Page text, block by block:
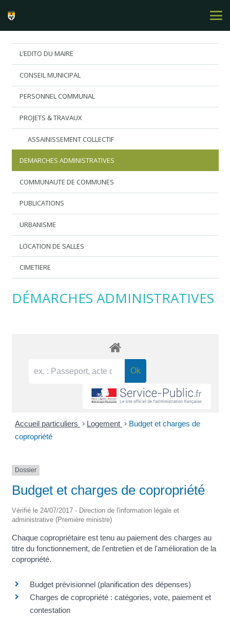
L’EDITO DU MAIRE
CONSEIL MUNICIPAL
PERSONNEL COMMUNAL
PROJETS & TRAVAUX
ASSAINISSEMENT COLLECTIF
DEMARCHES ADMINISTRATIVES
COMMUNAUTE DE COMMUNES
PUBLICATIONS
URBANISME
LOCATION DE SALLES
CIMETIERE
DÉMARCHES ADMINISTRATIVES
Accueil particuliers > Logement > Budget et charges de
copropriété
Dossier
Budget et charges de copropriété
Vérifié le 24/07/2017 - Direction de l'information légale et
administrative (Première ministre)
Chaque copropriétaire est tenu au paiement des charges au
titre du fonctionnement, de l'entretien et de l'amélioration de la
copropriété.
Budget prévisionnel (planification des dépenses)
Charges de copropriété : catégories, vote, paiement et
contestation